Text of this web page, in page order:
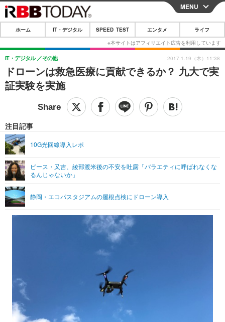
CLOSE
ホーム
IT・デジタル
IT・デジタルTOP スマートフォン
ショッピング その他
SPEED TEST
エンタメTOP 映画・ドラマ
グラビア
ショッピング その他
ライフTOP
その他
リリース一覧
プッシュ通知の停止方法
MENU
ホーム IT・デジタル SPEED TEST エンタメ ライフ
ドローンは救急医療に貢献できるか？ 九大で実
証実験を実施
IT・デジタル その他
注目記事
10G光回線導入レポ
ピース・又吉、綾部渡米後の不安を吐露「バラエティに呼ばれなくな
るんじゃないか」
静岡・エコパスタジアムの屋根点検にドローン導入
2017.1.19（木）11:38